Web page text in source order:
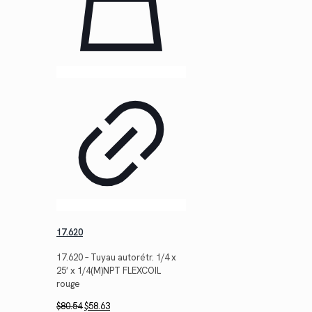
17.620
17.620 – Tuyau autorétr. 1/4 x
25′ x 1/4(M)NPT FLEXCOIL
rouge
$80.54Le
$58.63Le